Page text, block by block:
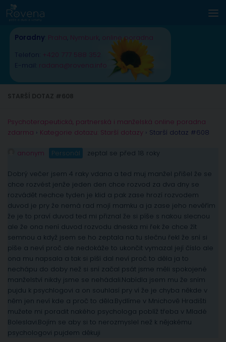
Skip to content
Poradny Praha Nymburk online poradna
Telefon: +420 777 588 352
E-mail: radana@rovena.info
Psychoterapeutická, partnerská i manželská online poradna
zdarma › Kategorie dotazu: Starší dotazy › Starší dotaz #608
anonym Personál zeptal se před 18 roky
Dobrý večer jsem 4 raky vdana a ted muj manžel přišel že se
chce rozvést jenže jeden den chce rozvod za dva dny se
rozvádět nechce tyden je klid a pak zase hrozí rozvodem
duvod je pry že nemá rad mojí mamku a ja zase jeho nevěřím
že je to praví duvod ted mi přiznal že si píše s nakou slecnou
ale že ona není duvod rozvodu dneska mi řek že chce žít
semnou a když jsem se ho zeptala na tu slečnu řekl že sní si
píše a neví proč ale nedokáže to ukončit vymazal její číslo ale
ona mu napsala a tak si píší dal neví proč to děla ja to
nechápu do doby než si sní začal psát jsme měli spokojené
manželství nikdy jsme se nehádali.Nabídla jsem mu že sním
pujdu k psychlogovi a on souhlasí pry ví že je chyba někde v
něm jen neví kde a proč to děla.Bydlíme v Mnichově Hradišti
mužete mi poradit nakého psychologa poblíž třeba v Mladé
Boleslavi.Bojím se aby si to nerozmyslel než k nějakému
psychologovi pujdem děkuji